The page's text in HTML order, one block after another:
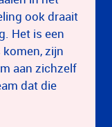
ook draait
Het is een
zijn
aan zichzelf
dat die